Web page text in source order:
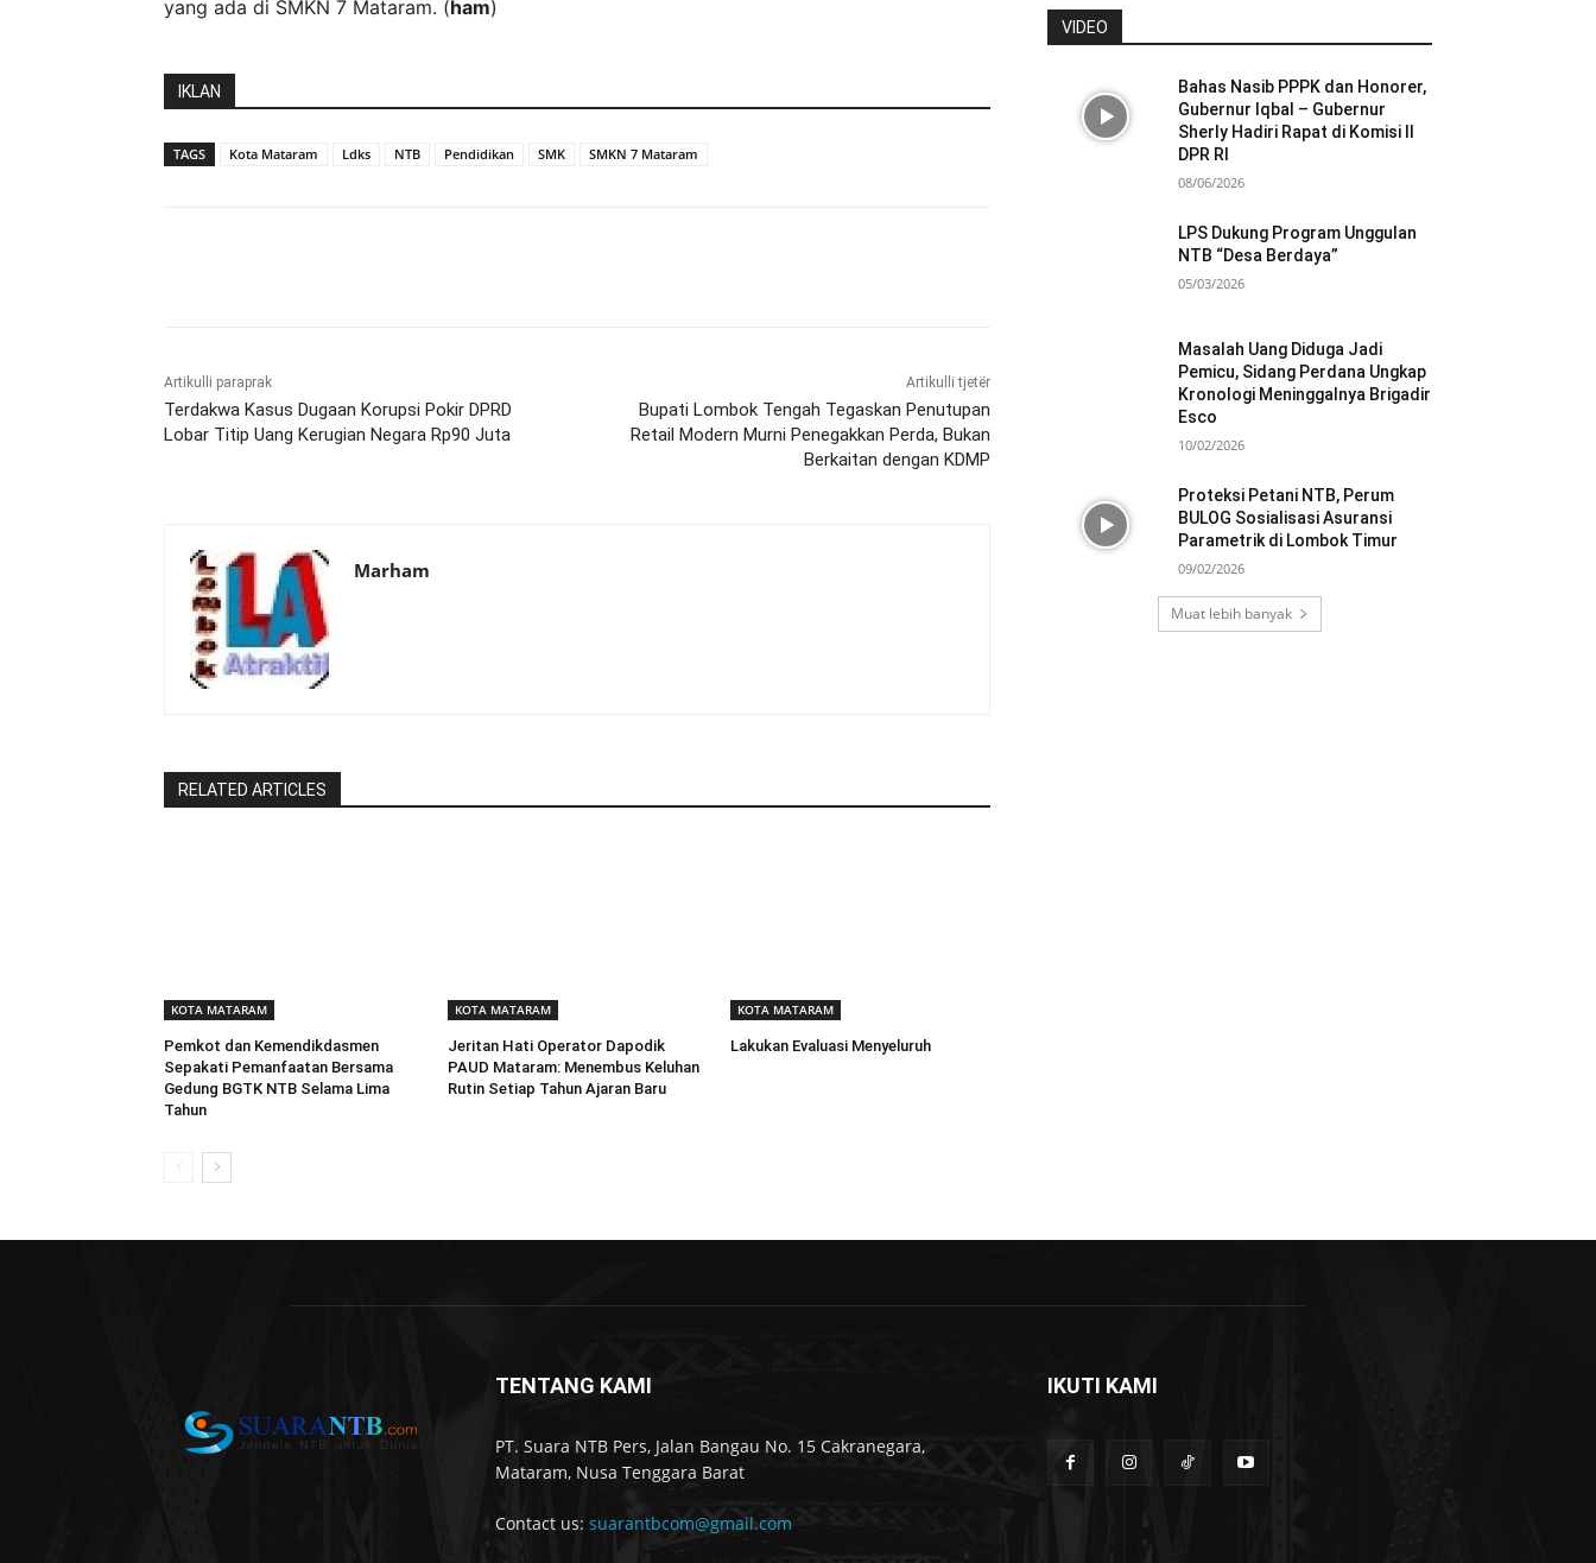
yang ada di SMKN 7 Mataram. (ham)
IKLAN
TAGS Kota Mataram Ldks NTB Pendidikan SMK SMKN 7 Mataram
Artikulli paraprak
Terdakwa Kasus Dugaan Korupsi Pokir DPRD
Lobar Titip Uang Kerugian Negara Rp90 Juta
Artikulli tjetër
Bupati Lombok Tengah Tegaskan Penutupan
Retail Modern Murni Penegakkan Perda, Bukan
Berkaitan dengan KDMP
Marham
RELATED ARTICLES
KOTA MATARAM
Pemkot dan Kemendikdasmen
Sepakati Pemanfaatan Bersama
Gedung BGTK NTB Selama Lima
Tahun
KOTA MATARAM
Jeritan Hati Operator Dapodik
PAUD Mataram: Menembus Keluhan
Rutin Setiap Tahun Ajaran Baru
KOTA MATARAM
Lakukan Evaluasi Menyeluruh
VIDEO
Bahas Nasib PPPK dan Honorer,
Gubernur Iqbal – Gubernur
Sherly Hadiri Rapat di Komisi II
DPR RI
08/06/2026
LPS Dukung Program Unggulan
NTB “Desa Berdaya”
05/03/2026
Masalah Uang Diduga Jadi
Pemicu, Sidang Perdana Ungkap
Kronologi Meninggalnya Brigadir
Esco
10/02/2026
Proteksi Petani NTB, Perum
BULOG Sosialisasi Asuransi
Parametrik di Lombok Timur
09/02/2026
Muat lebih banyak
TENTANG KAMI
PT. Suara NTB Pers, Jalan Bangau No. 15 Cakranegara,
Mataram, Nusa Tenggara Barat
Contact us: suarantbcom@gmail.com
IKUTI KAMI